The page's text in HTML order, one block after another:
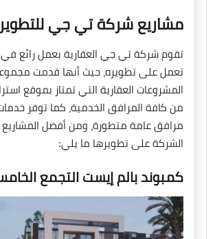
مشاريع شركة تي جي للتطوير
تقوم شركة تي جي العقارية بعمل رائع
تعمل على تطويره، حيث أنها قدمت
المشروعات العقارية التي تمتاز بموقع
من كافة المرافق الخدمية، كما توفر
مرافق عامة متطورة، ومن أفضل
الشركة على تطويرها ما يلي:
كمبوند بالم إيست التجمع